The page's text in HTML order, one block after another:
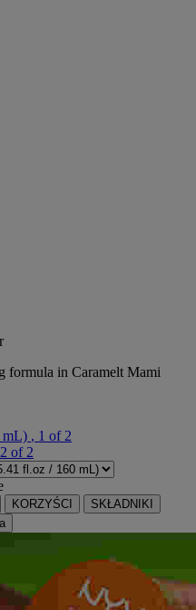
formula in Caramelt Mami
mL) , 1 of 2
of 2
KORZYŚCI
SKŁADNIKI